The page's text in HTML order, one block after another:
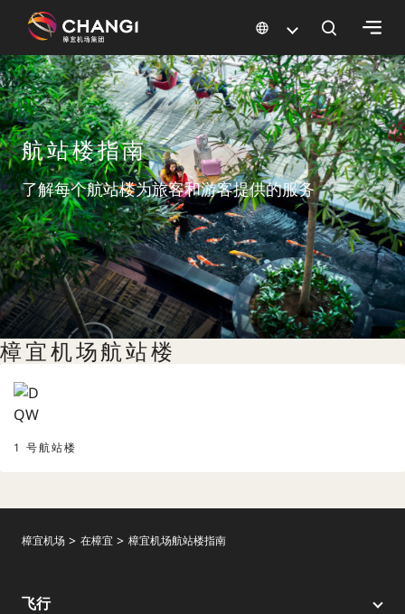
所
有
樟
宜
网
站:
选
择
语
言:
航站楼指南
了解每个航站楼为旅客和游客提供的服务
樟宜机场航站楼
1 号航站楼
樟宜机场 在樟宜 樟宜机场航站楼指南
飞行